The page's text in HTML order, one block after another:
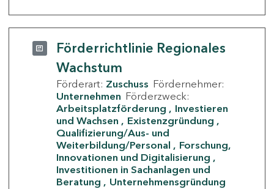
Förderrichtlinie Regionales
Wachstum
Förderart: Zuschuss Fördernehmer:
Unternehmen Förderzweck:
Arbeitsplatzförderung
Investieren
und Wachsen
Existenzgründung
Qualifizierung/Aus- und
Weiterbildung/Personal
Forschung,
Innovationen und Digitalisierung
Investitionen in Sachanlagen und
Beratung
Unternehmensgründung